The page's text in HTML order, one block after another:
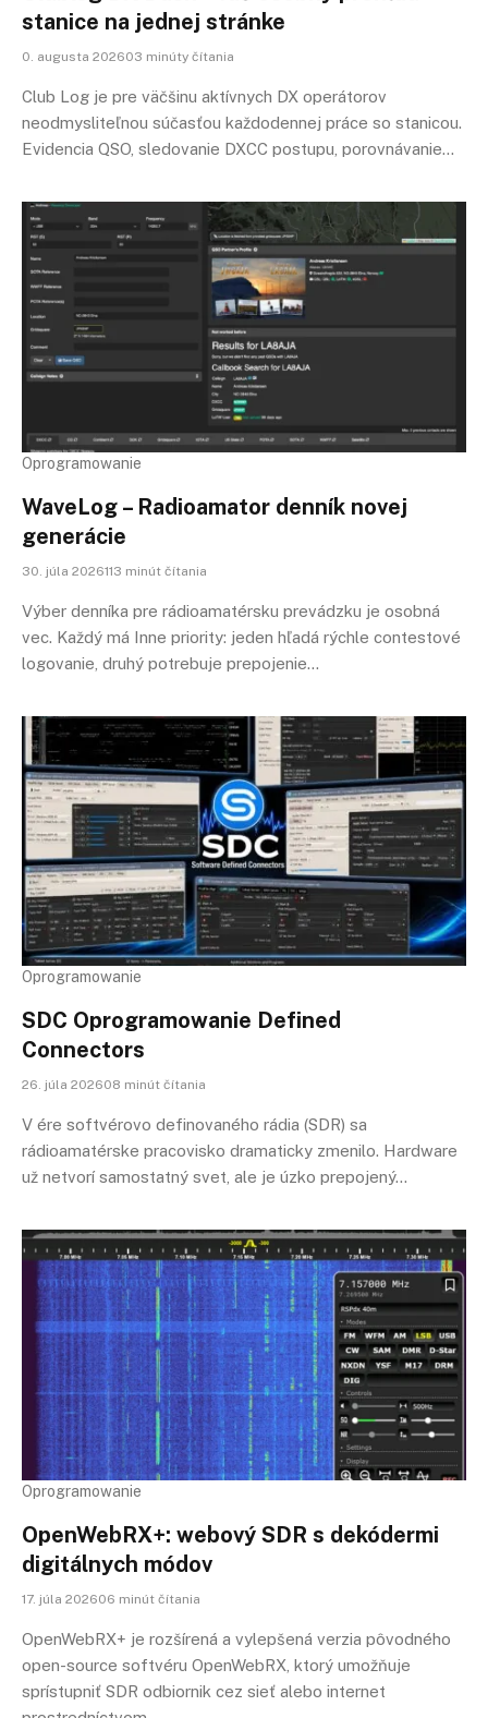
stanice na jednej stránke
0. augusta 202603 minúty čítania
Club Log je pre väčšinu aktívnych DX operátorov
neodmysliteľnou súčasťou každodennej práce so stanicou.
Evidencia QSO, sledovanie DXCC postupu, porovnávanie…
Oprogramowanie
WaveLog – Radioamator denník novej
generácie
30. júla 2026113 minút čítania
Výber denníka pre rádioamatérsku prevádzku je osobná
vec. Každý má Inne priority: jeden hľadá rýchle contestové
logovanie, druhý potrebuje prepojenie…
Oprogramowanie
SDC Oprogramowanie Defined
Connectors
26. júla 202608 minút čítania
V ére softvérovo definovaného rádia (SDR) sa
rádioamatérske pracovisko dramaticky zmenilo. Hardware
už netvorí samostatný svet, ale je úzko prepojený…
Oprogramowanie
OpenWebRX+: webový SDR s dekódermi
digitálnych módov
17. júla 202606 minút čítania
OpenWebRX+ je rozšírená a vylepšená verzia pôvodného
open-source softvéru OpenWebRX, ktorý umožňuje
sprístupniť SDR odbiornik cez sieť alebo internet